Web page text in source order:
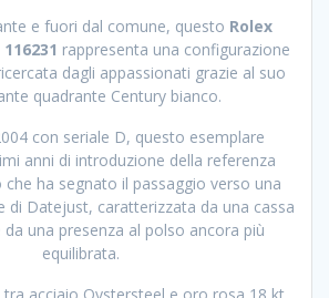
e fuori dal comune, questo Rolex
rappresenta una configurazione
dagli appassionati grazie al suo
quadrante Century bianco.
con seriale D, questo esemplare
anni di introduzione della referenza
ha segnato il passaggio verso una
di Datejust, caratterizzata da una cassa
una presenza al polso ancora più
equilibrata.